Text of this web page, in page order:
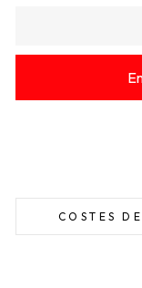
COSTES